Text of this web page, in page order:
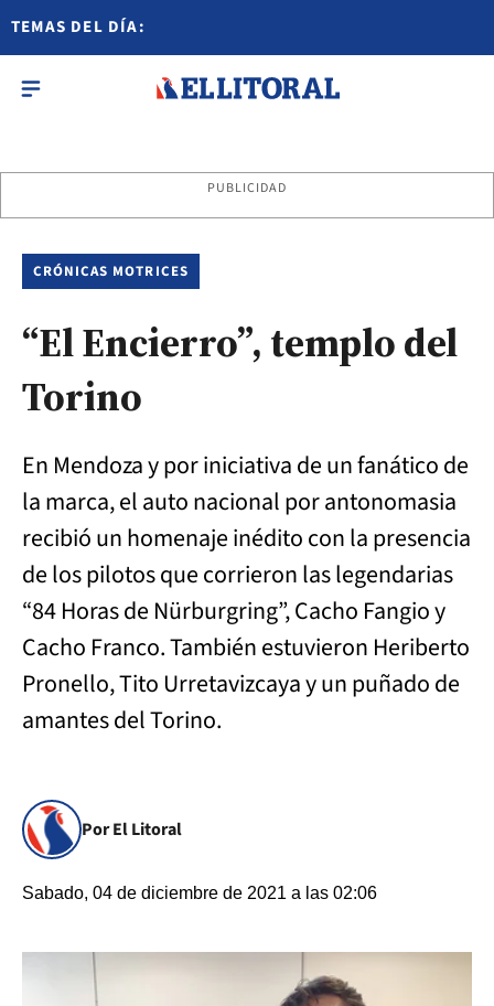
TEMAS DEL DÍA:
PUBLICIDAD
CRÓNICAS MOTRICES
“El Encierro”, templo del
Torino
En Mendoza y por iniciativa de un fanático de
la marca, el auto nacional por antonomasia
recibió un homenaje inédito con la presencia
de los pilotos que corrieron las legendarias
“84 Horas de Nürburgring”, Cacho Fangio y
Cacho Franco. También estuvieron Heriberto
Pronello, Tito Urretavizcaya y un puñado de
amantes del Torino.
Por El Litoral
Sabado, 04 de diciembre de 2021 a las 02:06